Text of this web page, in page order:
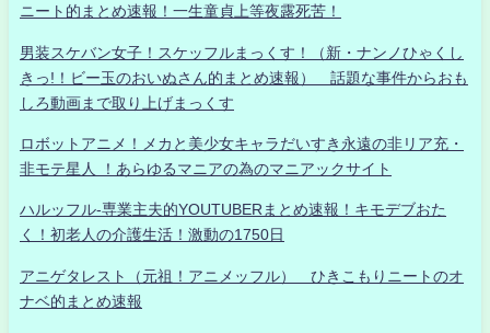
ニート的まとめ速報！一生童貞上等夜露死苦！
男装スケバン女子！スケッフルまっくす！（新・ナンノひゃくし
きっ!！ビー玉のおいぬさん的まとめ速報） 話題な事件からおも
しろ動画まで取り上げまっくす
ロボットアニメ！メカと美少女キャラだいすき永遠の非リア充・
非モテ星人 ！あらゆるマニアの為のマニアックサイト
ハルッフル-専業主夫的YOUTUBERまとめ速報！キモデブおた
く！初老人の介護生活！激動の1750日
アニゲタレスト（元祖！アニメッフル） ひきこもりニートのオ
ナベ的まとめ速報